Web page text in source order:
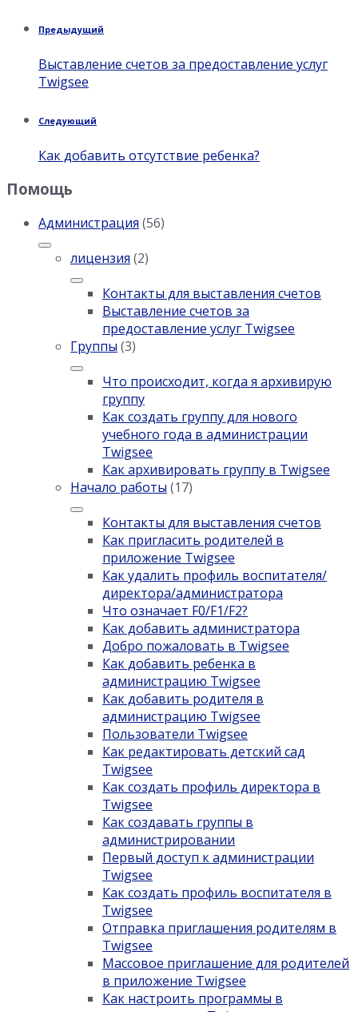
Предыдущий
Выставление счетов за предоставление услуг
Twigsee
Следующий
Как добавить отсутствие ребенка?
Помощь
Администрация (56)
лицензия (2)
Контакты для выставления счетов
Выставление счетов за
предоставление услуг Twigsee
Группы (3)
Что происходит, когда я архивирую
группу
Как создать группу для нового
учебного года в администрации
Twigsee
Как архивировать группу в Twigsee
Начало работы (17)
Контакты для выставления счетов
Как пригласить родителей в
приложение Twigsee
Как удалить профиль воспитателя/
директора/администратора
Что означает F0/F1/F2?
Как добавить администратора
Добро пожаловать в Twigsee
Как добавить ребенка в
администрацию Twigsee
Как добавить родителя в
администрацию Twigsee
Пользователи Twigsee
Как редактировать детский сад
Twigsee
Как создать профиль директора в
Twigsee
Как создавать группы в
администрировании
Первый доступ к администрации
Twigsee
Как создать профиль воспитателя в
Twigsee
Отправка приглашения родителям в
Twigsee
Массовое приглашение для родителей
в приложение Twigsee
Как настроить программы в